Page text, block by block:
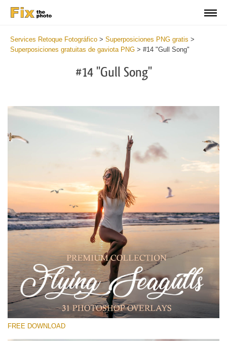
Services Retoque Fotográfico > Superposiciones PNG gratis >
Superposiciones gratuitas de gaviota PNG > #14 "Gull Song"
#14 "Gull Song"
Por favor seleccione
Free PNG Overlay #14
Small 800*533px
Flying Seagulls
(31 Overlays)
FREE DOWNLOAD